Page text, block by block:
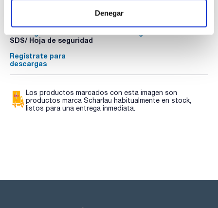
Denegar
Regístrate para
Regístrate para
SDS/ Hoja de seguridad
Regístrate para
descargas
Los productos marcados con esta imagen son
productos marca Scharlau habitualmente en stock,
listos para una entrega inmediata.